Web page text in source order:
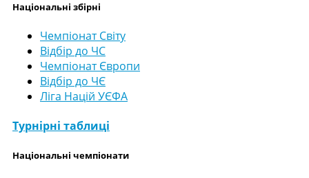
Національні збірні
Чемпіонат Світу
Відбір до ЧС
Чемпіонат Європи
Відбір до ЧЄ
Ліга Націй УЄФА
Турнірні таблиці
Національні чемпіонати